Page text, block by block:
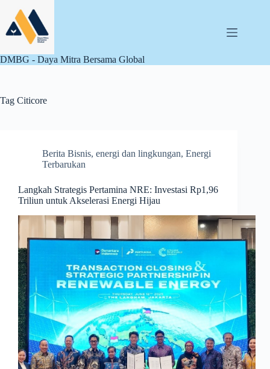
content
DMBG - Daya Mitra Bersama Global
Tag Citicore
Berita Bisnis, energi dan lingkungan, Energi
Terbarukan
Langkah Strategis Pertamina NRE: Investasi Rp1,96
Triliun untuk Akselerasi Energi Hijau